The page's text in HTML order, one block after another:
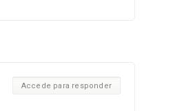
Accede para responder